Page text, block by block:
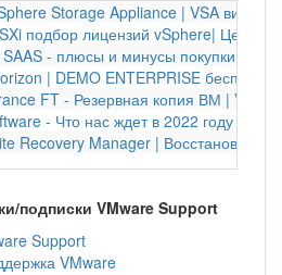
Storage Appliance | VSA
подбор лицензий vSphere| Цена
- плюсы и минусы покупки по
| DEMO ENTERPRISE
FT - Резервная копия ВМ |
- Что нас ждет в 2022 году |
Recovery Manager | Восстановление
подписки VMware Support
Support
VMware